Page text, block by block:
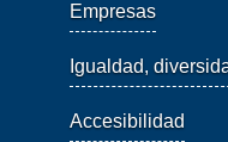
Empresas
Igualdad,
Accesibilidad